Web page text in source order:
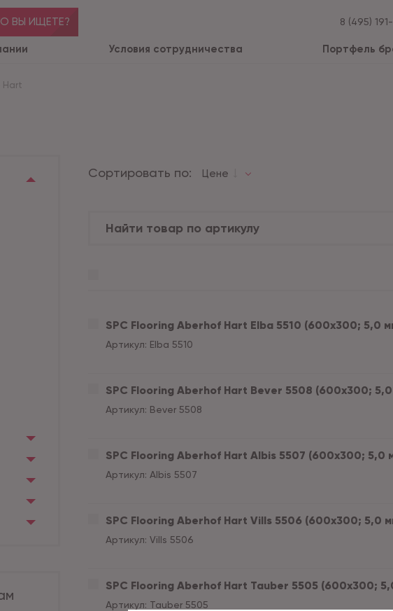
ВЫ ИЩЕТЕ? 8 (495)
Условия сотрудничества Портфель
Hart
Сортировать по: Цене
SPC Flooring Aberhof Hart Elba 5510 (600х300; 5,0
Артикул: Elba 5510
SPC Flooring Aberhof Hart Bever 5508 (600х300;
Артикул: Bever 5508
SPC Flooring Aberhof Hart Albis 5507 (600х300; 5,0
Артикул: Albis 5507
SPC Flooring Aberhof Hart Vills 5506 (600х300; 5,0
Артикул: Vills 5506
SPC Flooring Aberhof Hart Tauber 5505 (600х300;
Артикул: Tauber 5505